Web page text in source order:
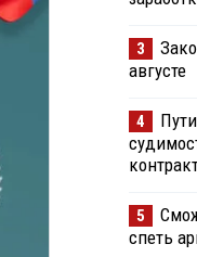
3
августе
4
5
спеть